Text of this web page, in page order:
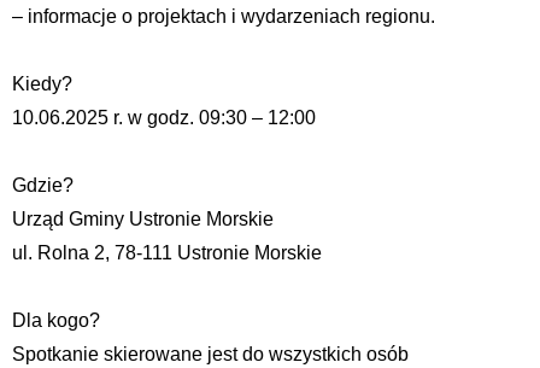
– informacje o projektach i wydarzeniach regionu.
Kiedy?
10.06.2025 r. w godz. 09:30 – 12:00
Gdzie?
Urząd Gminy Ustronie Morskie
ul. Rolna 2, 78-111 Ustronie Morskie
Dla kogo?
Spotkanie skierowane jest do wszystkich osób